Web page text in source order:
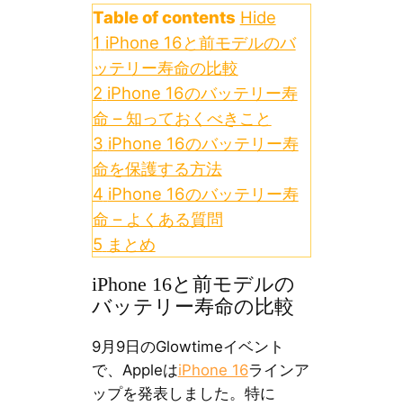
Table of contents Hide
1 iPhone 16と前モデルのバ
ッテリー寿命の比較
2 iPhone 16のバッテリー寿
命 – 知っておくべきこと
3 iPhone 16のバッテリー寿
命を保護する方法
4 iPhone 16のバッテリー寿
命 – よくある質問
5 まとめ
iPhone 16と前モデルの
バッテリー寿命の比較
9月9日のGlowtimeイベント
で、AppleはiPhone 16ラインア
ップを発表しました。特に